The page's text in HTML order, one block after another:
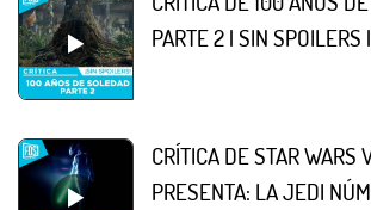
PARTE 2 | SIN SPOILERS
CRÍTICA DE STAR WARS
PRESENTA: LA JEDI